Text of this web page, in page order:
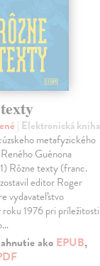
| Elektronická kniha
metafyzického
Guénona
Rôzne texty (franc.
editor Roger
vydavateľstvo
roku 1976 pri príležitosti
ako EPUB,